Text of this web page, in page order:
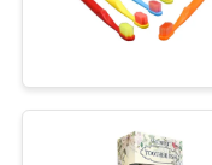
PROTECTION
DE
LA